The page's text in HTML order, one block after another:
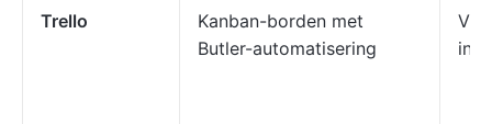
Trello
Kanban-borden met
Butler-automatisering